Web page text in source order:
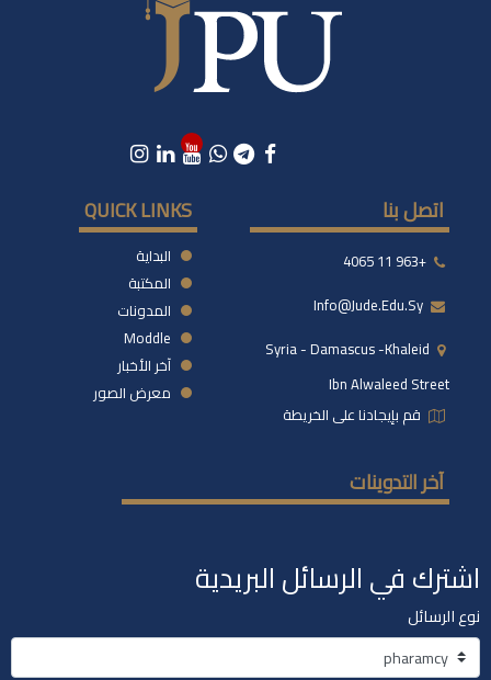
اتصل بنا
+963 11 4065
Syria - Damascus -khaleid
Ibn Alwaleed Street
قم بإيجادنا على الخريطة
QUICK LINKS
البداية
المكتبة
المدونات
Moddle
آخر الأخبار
معرض الصور
آخر التدوينات
اشترك في الرسائل البريدية
نوع الرسائل